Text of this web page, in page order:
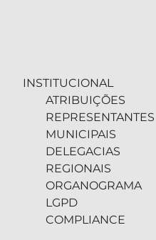
INSTITUCIONAL
ATRIBUIÇÕES
REPRESENTANTES
MUNICIPAIS
DELEGACIAS
REGIONAIS
ORGANOGRAMA
LGPD
COMPLIANCE